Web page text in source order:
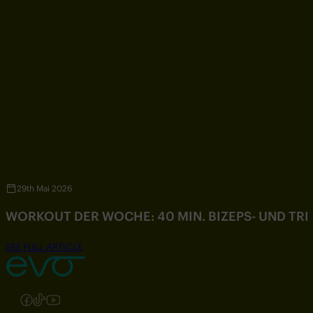
29th Mai 2026
WORKOUT DER WOCHE: 40 MIN. BIZEPS- UND
SEE FULL ARTICLE
Folgen Sie uns auf Instagram
Folgen Sie uns auf Facebook
Folgen Sie uns auf TikTok
Folgen Sie uns auf YouTube